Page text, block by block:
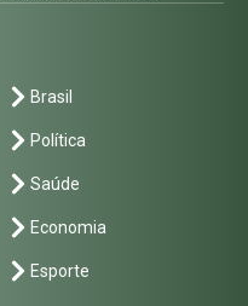
Brasil
Política
Saúde
Economia
Esporte